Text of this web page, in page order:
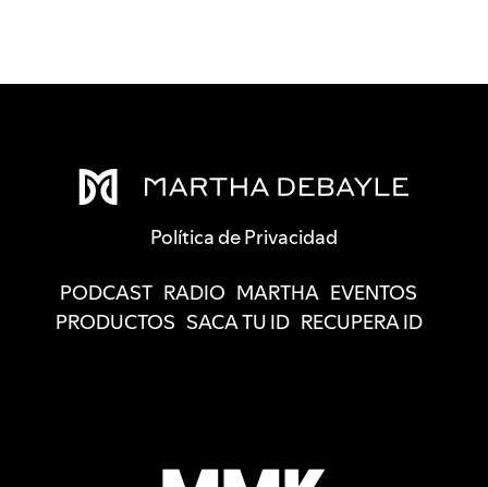
Política de Privacidad
PODCAST RADIO MARTHA EVENTOS
PRODUCTOS SACA TU ID RECUPERA ID